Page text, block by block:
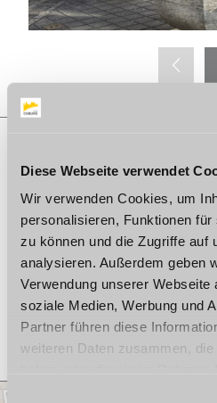
Diese Webseite verwendet
Wir verwenden Cookies, um
personalisieren, Funktionen
zu können und die Zugriffe auf
analysieren. Außerdem geben
Verwendung unserer Webseite
soziale Medien, Werbung und
Partner führen diese
weiteren Daten zusammen,
E
AUF DER KARTE
Brunnen am Bürglaß
Unterer Bürglaß
96450 Coburg
Deutschland
Anreise planen